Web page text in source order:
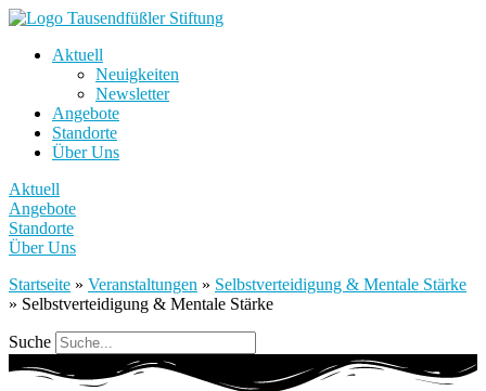
Aktuell
Neuigkeiten
Newsletter
Angebote
Standorte
Über Uns
Aktuell
Angebote
Standorte
Über Uns
Startseite » Veranstaltungen » Selbstverteidigung & Mentale Stärke
» Selbstverteidigung & Mentale Stärke
Suche